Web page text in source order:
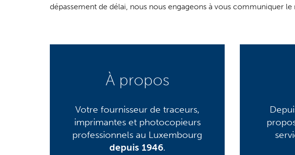
dépassement de délai, nous nous engageons à vous communiquer le
À propos
Votre fournisseur de traceurs,
imprimantes et photocopieurs
professionnels au Luxembourg
depuis 1946.